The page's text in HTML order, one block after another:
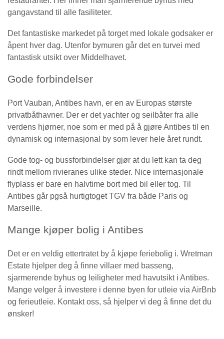
gangavstand til alle fasiliteter.
Det fantastiske markedet på torget med lokale godsaker er
åpent hver dag. Utenfor bymuren går det en turvei med
fantastisk utsikt over Middelhavet.
Gode forbindelser
Port Vauban, Antibes havn, er en av Europas største
privatbåthavner. Der er det yachter og seilbåter fra alle
verdens hjørner, noe som er med på å gjøre Antibes til en
dynamisk og internasjonal by som lever hele året rundt.
Gode tog- og bussforbindelser gjør at du lett kan ta deg
rindt mellom rivieranes ulike steder. Nice internasjonale
flyplass er bare en halvtime bort med bil eller tog. Til
Antibes går pgså hurtigtoget TGV fra både Paris og
Marseille.
Mange kjøper bolig i Antibes
Det er en veldig ettertratet by å kjøpe feriebolig i. Wretman
Estate hjelper deg å finne villaer med basseng,
sjarmerende byhus og leiligheter med havutsikt i Antibes.
Mange velger å investere i denne byen for utleie via AirBnb
og ferieutleie. Kontakt oss, så hjelper vi deg å finne det du
ønsker!